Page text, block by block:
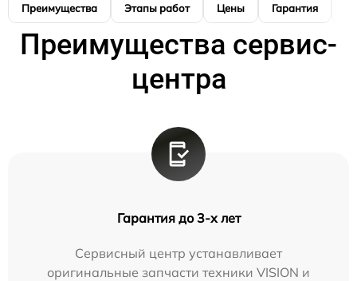
Преимущества Этапы работ Цены Гарантия
Преимущества сервис-
центра
Гарантия до 3-х лет
Сервисный центр устанавливает
оригинальные запчасти техники VISION и